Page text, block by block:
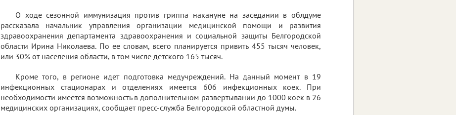
О ходе сезонной иммунизация против гриппа накануне на заседании в облдуме
рассказала начальник управления организации медицинской помощи и развития
здравоохранения департамента здравоохранения и социальной защиты Белгородской
области Ирина Николаева. По ее словам, всего планируется привить 455 тысяч человек,
или 30% от населения области, в том числе детского 165 тысяч.
Кроме того, в регионе идет подготовка медучреждений. На данный момент в 19
инфекционных стационарах и отделениях имеется 606 инфекционных коек. При
необходимости имеется возможность в дополнительном развертывании до 1000 коек в 26
медицинских организациях, сообщает пресс-служба Белгородской областной думы.